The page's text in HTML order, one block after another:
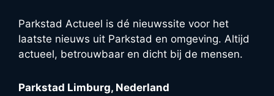
Parkstad Actueel is dé nieuwssite voor het
laatste nieuws uit Parkstad en omgeving. Altijd
actueel, betrouwbaar en dicht bij de mensen.
Parkstad Limburg, Nederland